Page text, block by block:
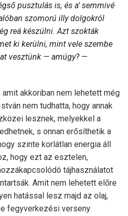
pusztulás is, és a’ semmivé
szomorú illy dolgokról
reá készülni. Azt szokták
ki kerülni, mint vele szembe
vesztünk — amúgy? —
akkoriban nem lehetett még
nem tudhatta, hogy annak
lesznek, melyekkel a
s onnan erősíthetik a
szinte korlátlan energia áll
hogy ezt az esztelen,
tájhasználatot
Amit nem lehetett előre
hatással lesz majd az olaj,
fegyverkezési verseny